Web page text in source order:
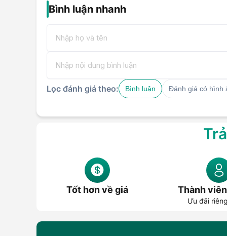
Kích Thước Gọn Gàng – Phù Hợp Mọi
trên kệ bếp, tủ bếp, hoặc mang theo khi đi dã ngoại,
– tối ưu không gian nhưng vẫn mạnh về chức năng.
: Nồi Kho Hầm Đa Năng MAGIC A-
Chức năng: 6 chế độ nấu tự động + giữ ấm
Cảm biến nhiệt độ
Bảng điều khiển
Kích thước sản phẩm
: 256 x 247 x 225 mm
Xuất xứ: Trung Quốc
Bình luận nhanh
Lọc đánh giá theo: Bình luận Đánh giá có hình
Tốt hơn về giá Thành
Ưu đãi